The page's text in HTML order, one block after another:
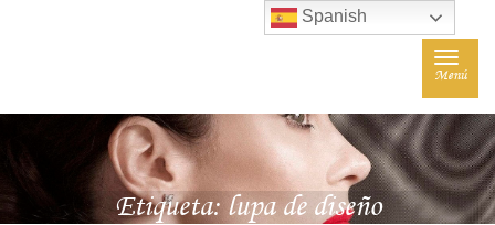
Toggle
Menú
Etiqueta: lupa de diseño
Spanish